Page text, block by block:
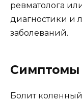
ревматолога
диагностики и
заболеваний.
Симптомы
Болит коленный